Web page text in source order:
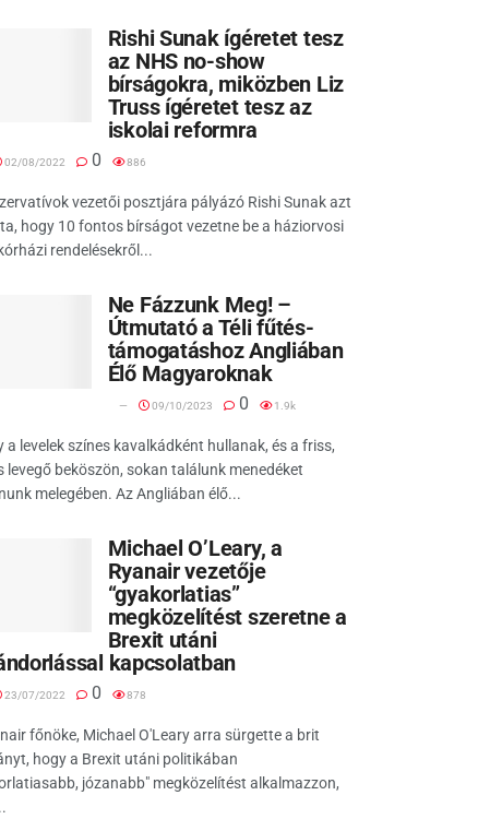
Rishi Sunak ígéretet tesz
az NHS no-show
bírságokra, miközben Liz
Truss ígéretet tesz az
iskolai reformra
02/08/2022 0 886
vezetői posztjára pályázó Rishi Sunak azt
hogy 10 fontos bírságot vezetne be a háziorvosi
rendelésekről...
Ne Fázzunk Meg! –
Útmutató a Téli fűtés-
támogatáshoz Angliában
Élő Magyaroknak
09/10/2023 0 1.9k
a levelek színes kavalkádként hullanak, és a friss,
levegő beköszön, sokan találunk menedéket
melegében. Az Angliában élő...
Michael O’Leary, a
Ryanair vezetője
“gyakorlatias”
megközelítést szeretne a
Brexit utáni
kapcsolatban
23/07/2022 0 878
főnöke, Michael O'Leary arra sürgette a brit
hogy a Brexit utáni politikában
józanabb" megközelítést alkalmazzon,